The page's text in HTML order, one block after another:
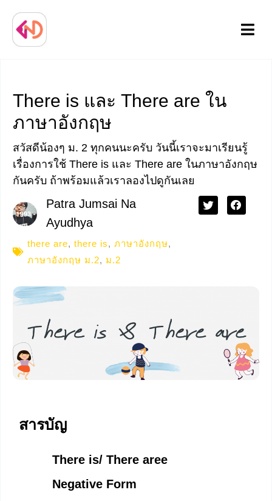
Menu
There is และ There are ใน
ภาษาอังกฤษ
สวัสดีน้องๆ ม. 2 ทุกคนนะครับ วันนี้เราจะมาเรียนรู้
เรื่องการใช้ There is และ There are ในภาษาอังกฤษ
กันครับ ถ้าพร้อมแล้วเราลองไปดูกันเลย
Patra Jumsai Na
Ayudhya
there are, there is, ภาษาอังกฤษ,
ภาษาอังกฤษ ม.2, ม.2
สารบัญ
There is/ There aree
Negative Form